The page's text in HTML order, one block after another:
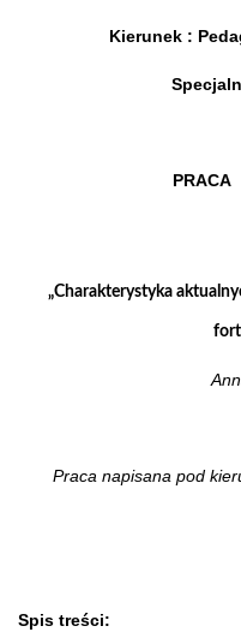
Kierunek :
PRACA
„Charakterystyka
Praca napisana pod
Spis treści: